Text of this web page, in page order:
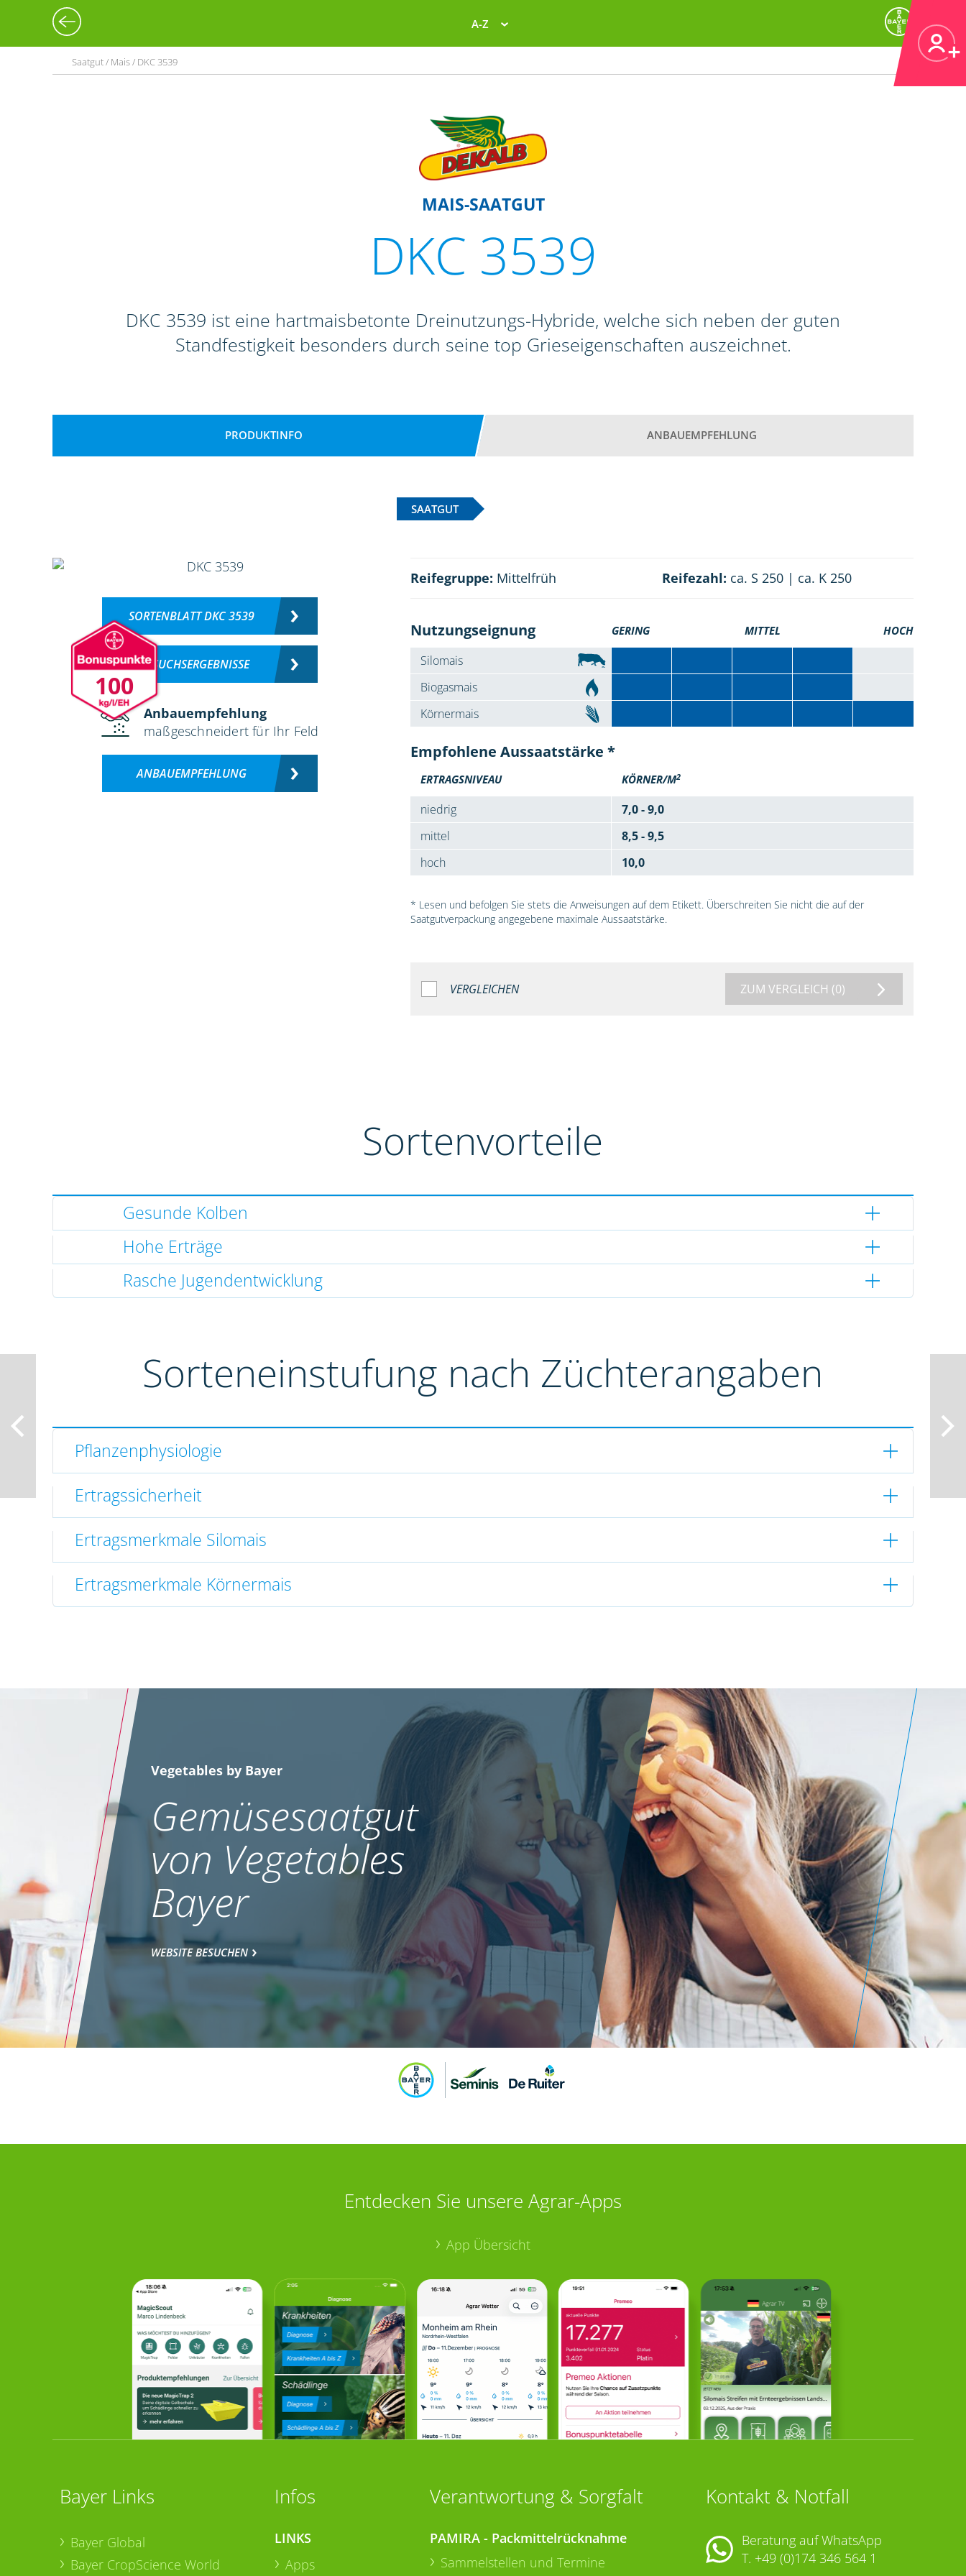
A-Z
Saatgut / Mais / DKC 3539
MAIS-SAATGUT
DKC 3539
DKC 3539 ist eine hartmaisbetonte Dreinutzungs-Hybride, welche sich neben der guten
Standfestigkeit besonders durch seine top Grieseigenschaften auszeichnet.
PRODUKTINFO ANBAUEMPFEHLUNG
SAATGUT
100
SORTENBLATT DKC 3539
VERSUCHSERGEBNISSE
Anbauempfehlung
maßgeschneidert für Ihr Feld
ANBAUEMPFEHLUNG
Reifegruppe: Mittelfrüh Reifezahl: ca. S 250 | ca. K 250
Nutzungseignung GERING MITTEL HOCH
Silomais
Biogasmais
Körnermais
Empfohlene Aussaatstärke *
ERTRAGSNIVEAU KÖRNER/M2
niedrig
7,0 - 9,0
mittel
8,5 - 9,5
hoch
10,0
* Lesen und befolgen Sie stets die Anweisungen auf dem Etikett. Überschreiten Sie nicht die auf der
Saatgutverpackung angegebene maximale Aussaatstärke.
VERGLEICHEN ZUM VERGLEICH (0)
Sortenvorteile
Gesunde Kolben
Hohe Erträge
Rasche Jugendentwicklung
Sorteneinstufung nach Züchterangaben
Pflanzenphysiologie
Ertragssicherheit
Ertragsmerkmale Silomais
Ertragsmerkmale Körnermais
Vegetables by Bayer
Gemüsesaatgut
von Vegetables
Bayer
WEBSITE BESUCHEN
Entdecken Sie unsere Agrar-Apps
App Übersicht
Bayer Links
Bayer Global
Bayer CropScience World
Infos
LINKS
Apps
Verantwortung & Sorgfalt
PAMIRA - Packmittelrücknahme
Sammelstellen und Termine
Kontakt & Notfall
Beratung auf WhatsApp
T. +49 (0)174 346 564 1